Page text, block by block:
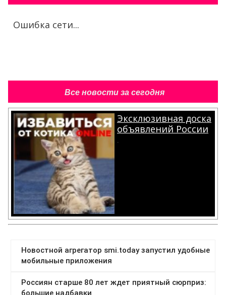
Ошибка сети...
Все новости за сегодня
Эксклюзивная доска
объявлений России
.